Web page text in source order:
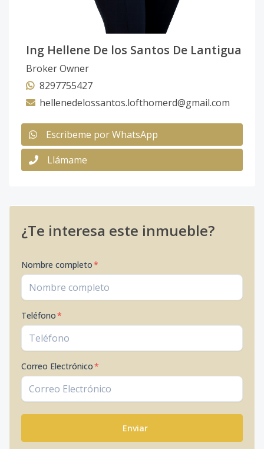
Ing Hellene De los Santos De Lantigua
Broker Owner
8297755427
hellenedelossantos.lofthomerd@gmail.com
Escribeme por WhatsApp
Llámame
¿Te interesa este inmueble?
Nombre completo*
Teléfono*
Correo Electrónico*
Enviar